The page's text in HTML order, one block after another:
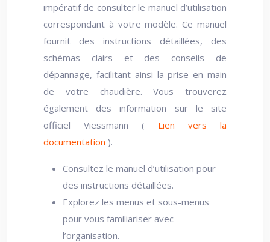
impératif de consulter le manuel d’utilisation
correspondant à votre modèle. Ce manuel
fournit des instructions détaillées, des
schémas clairs et des conseils de
dépannage, facilitant ainsi la prise en main
de votre chaudière. Vous trouverez
également des information sur le site
officiel Viessmann ( Lien vers la
documentation ).
Consultez le manuel d’utilisation pour
des instructions détaillées.
Explorez les menus et sous-menus
pour vous familiariser avec
l’organisation.